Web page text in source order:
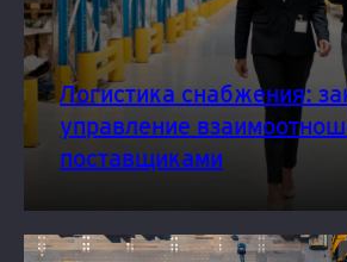
Логистика снабжения:
управление
поставщиками